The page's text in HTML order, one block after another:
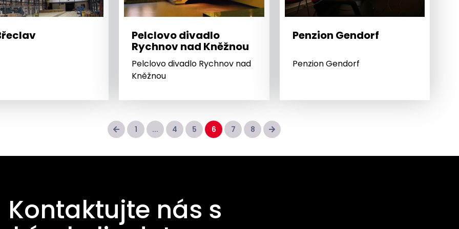
Pelclovo divadlo
Rychnov nad Kněžnou
Pelclovo divadlo Rychnov nad
Kněžnou
Penzion Gendorf
Penzion Gendorf
1 ... 4 5 6 7 8
Kontaktujte nás s